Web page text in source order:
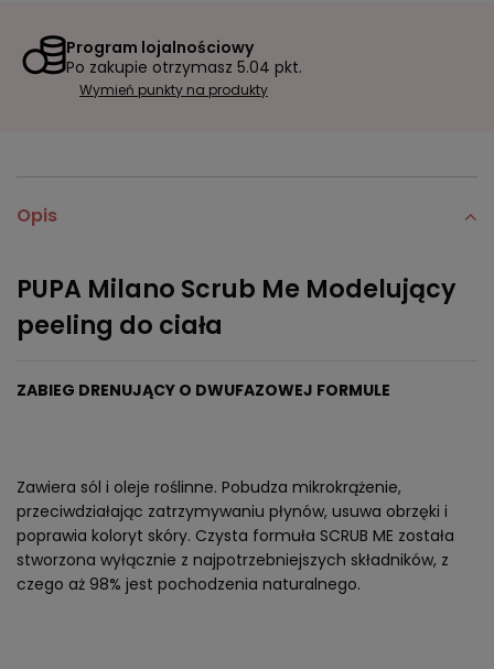
Program lojalnościowy
Po zakupie otrzymasz 5.04 pkt.
Wymień punkty na produkty
Opis
PUPA Milano Scrub Me Modelujący
peeling do ciała
ZABIEG DRENUJĄCY O DWUFAZOWEJ FORMULE
Zawiera sól i oleje roślinne. Pobudza mikrokrążenie,
przeciwdziałając zatrzymywaniu płynów, usuwa obrzęki i
poprawia koloryt skóry. Czysta formuła SCRUB ME została
stworzona wyłącznie z najpotrzebniejszych składników, z
czego aż 98% jest pochodzenia naturalnego.